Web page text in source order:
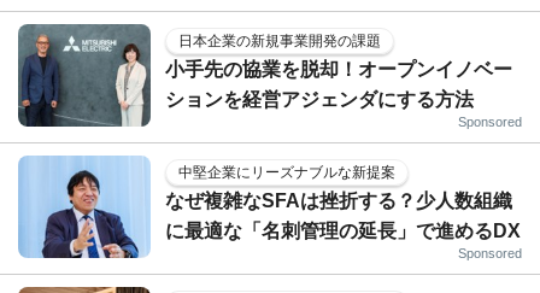
日本企業の新規事業開発の課題
小手先の協業を脱却！オープンイノベー
ションを経営アジェンダにする方法
Sponsored
中堅企業にリーズナブルな新提案
なぜ複雑なSFAは挫折する？少人数組織
に最適な「名刺管理の延長」で進めるDX
Sponsored